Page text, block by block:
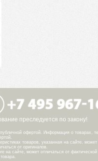
преследуется по закону!
офертой. Информация о товарах,
товаров, указанная на сайте,
от оригиналов.
на сайте, может отличаться от